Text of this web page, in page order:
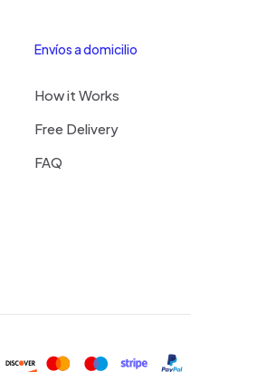
Envíos a domicilio
How it Works
Free Delivery
FAQ